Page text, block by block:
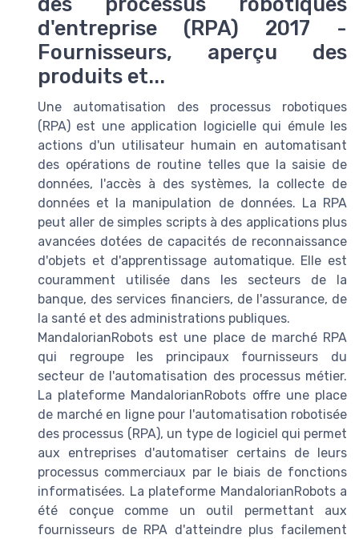
d'entreprise (RPA) 2017 -
Fournisseurs, aperçu des
produits et...
Une automatisation des processus robotiques
(RPA) est une application logicielle qui émule les
actions d'un utilisateur humain en automatisant
des opérations de routine telles que la saisie de
données, l'accès à des systèmes, la collecte de
données et la manipulation de données. La RPA
peut aller de simples scripts à des applications plus
avancées dotées de capacités de reconnaissance
d'objets et d'apprentissage automatique. Elle est
couramment utilisée dans les secteurs de la
banque, des services financiers, de l'assurance, de
la santé et des administrations publiques.
MandalorianRobots est une place de marché RPA
qui regroupe les principaux fournisseurs du
secteur de l'automatisation des processus métier.
La plateforme MandalorianRobots offre une place
de marché en ligne pour l'automatisation robotisée
des processus (RPA), un type de logiciel qui permet
aux entreprises d'automatiser certains de leurs
processus commerciaux par le biais de fonctions
informatisées. La plateforme MandalorianRobots a
été conçue comme un outil permettant aux
fournisseurs de RPA d'atteindre plus facilement